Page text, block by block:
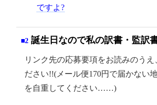
ですよ?
■2 誕生日なので私の訳書・監訳
リンク先の応募要項をお読みのうえ
ださい!!(メール便170円で届かない
を自重してください……)